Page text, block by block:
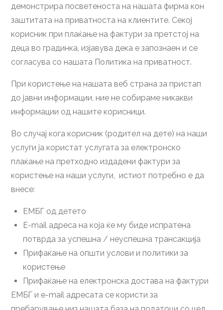
демонстрира посветеноста на нашата фирма кон
заштитата на приватноста на клиентите. Секој
корисник при плаќање на фактури за претстој на
деца во градинка, изјавува дека е запознаен и се
согласува со нашата Политика на приватност.
При користење на нашата веб страна за пристап
до јавни информации, ние не собираме никакви
информации од нашите корисници.
Во случај кога корисник (родител на дете) на наши
услуги ја користат услугата за електронско
плаќање на претходно издадени фактури за
користење на наши услуги, истиот потребно е да
внесе:
ЕМБГ од детето
E-mail адреса на која ќе му биде испратена
потврда за успешна / неуспешна трансакција
Прифаќање на општи услови и политики за
користење
Прифаќање на електронска достава на фактури
ЕМБГ и e-mail адресата се користи за